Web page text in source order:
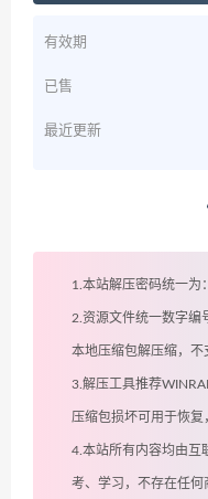
有效期
已售
最近更新
1.本站解压密码统一为
2.资源文件统一数字编
本地压缩包解压缩，不
3.解压工具推荐
压缩包损坏可用于恢
4.本站所有内容均由互
考、学习，不存在任何